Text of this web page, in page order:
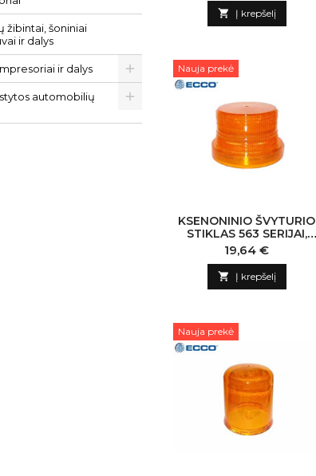
žibintai, šoniniai
ir dalys
ir dalys
automobilių
 Į krepšelį
Nauja prekė
KSENONINIO ŠVYTURIO
STIKLAS 563 SERIJAI,
GELTONAS
Kaina
19,64 €
 Į krepšelį
Nauja prekė